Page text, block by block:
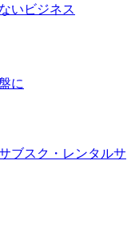
いビジネス
に
ブスク・レンタルサ